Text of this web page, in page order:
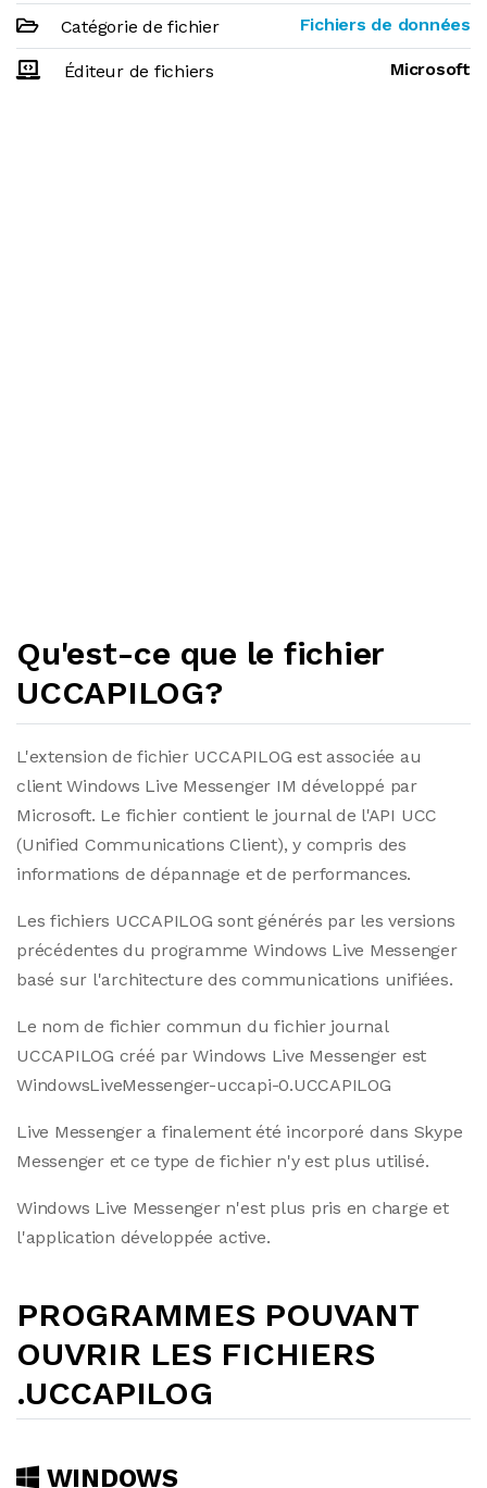
Catégorie de fichier Fichiers de données
Éditeur de fichiers Microsoft
Qu'est-ce que le fichier
UCCAPILOG?
L'extension de fichier UCCAPILOG est associée au
client Windows Live Messenger IM développé par
Microsoft. Le fichier contient le journal de l'API UCC
(Unified Communications Client), y compris des
informations de dépannage et de performances.
Les fichiers UCCAPILOG sont générés par les versions
précédentes du programme Windows Live Messenger
basé sur l'architecture des communications unifiées.
Le nom de fichier commun du fichier journal
UCCAPILOG créé par Windows Live Messenger est
WindowsLiveMessenger-uccapi-0.UCCAPILOG
Live Messenger a finalement été incorporé dans Skype
Messenger et ce type de fichier n'y est plus utilisé.
Windows Live Messenger n'est plus pris en charge et
l'application développée active.
PROGRAMMES POUVANT
OUVRIR LES FICHIERS
.UCCAPILOG
WINDOWS